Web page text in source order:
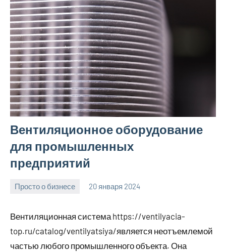
Вентиляционное оборудование
для промышленных
предприятий
Просто о бизнесе 20 января 2024
Avtor
Нет
Вентиляционная система https://ventilyacia-
top.ru/catalog/ventilyatsiya/является неотъемлемой
частью любого промышленного объекта. Она